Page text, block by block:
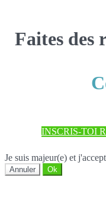
Faites des
INSCRIS-TOI
Je suis majeur(e) et
Annuler Ok